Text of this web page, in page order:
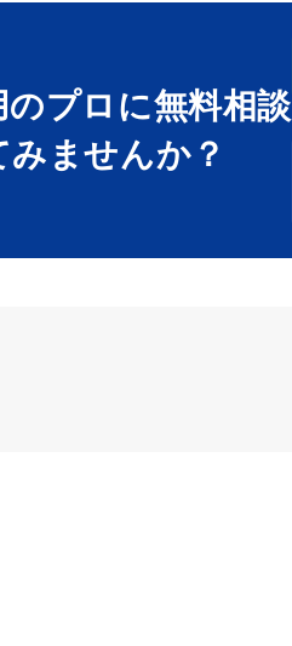
のプロに無料相談
みませんか？